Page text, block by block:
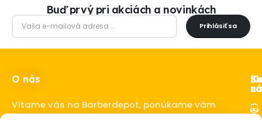
Buď prvý pri akciách a novinkách
Prihlásiť sa
O nás
Vítame vás na Barberdepot, ponúkame vám